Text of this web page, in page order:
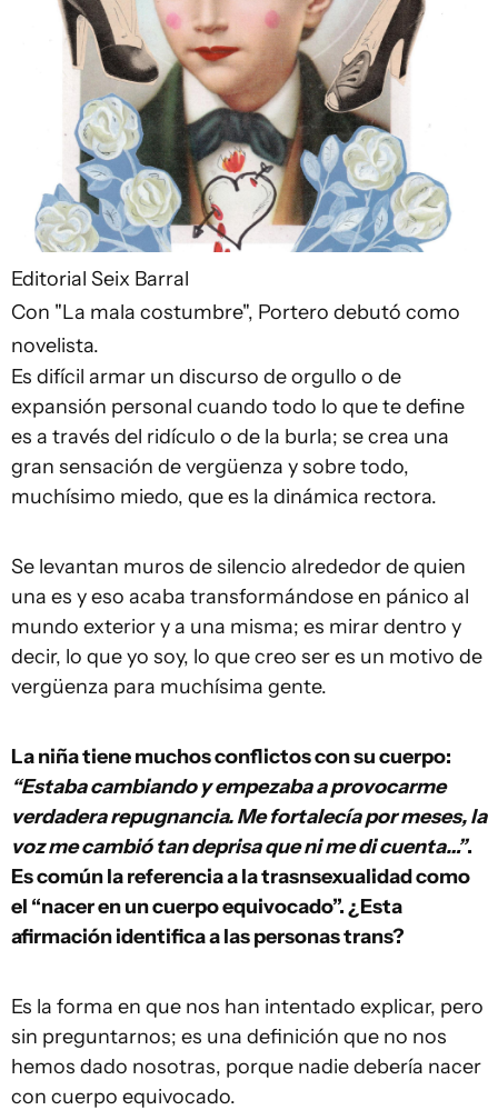
Editorial Seix Barral
Con "La mala costumbre", Portero debutó como
novelista.
Es difícil armar un discurso de orgullo o de
expansión personal cuando todo lo que te define
es a través del ridículo o de la burla; se crea una
gran sensación de vergüenza y sobre todo,
muchísimo miedo, que es la dinámica rectora.
Se levantan muros de silencio alrededor de quien
una es y eso acaba transformándose en pánico al
mundo exterior y a una misma; es mirar dentro y
decir, lo que yo soy, lo que creo ser es un motivo de
vergüenza para muchísima gente.
La niña tiene muchos conflictos con su cuerpo:
“Estaba cambiando y empezaba a provocarme
verdadera repugnancia. Me fortalecía por meses, la
voz me cambió tan deprisa que ni me di cuenta…”.
Es común la referencia a la trasnsexualidad como
el “nacer en un cuerpo equivocado”. ¿Esta
afirmación identifica a las personas trans?
Es la forma en que nos han intentado explicar, pero
sin preguntarnos; es una definición que no nos
hemos dado nosotras, porque nadie debería nacer
con cuerpo equivocado.